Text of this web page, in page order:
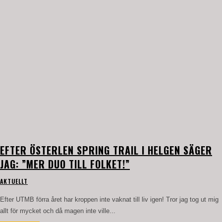
EFTER ÖSTERLEN SPRING TRAIL I HELGEN SÄGER
JAG: ”MER DUO TILL FOLKET!”
AKTUELLT
Efter UTMB förra året har kroppen inte vaknat till liv igen! Tror jag tog ut mig
allt för mycket och då magen inte ville...